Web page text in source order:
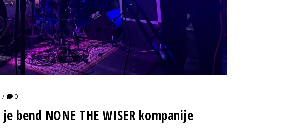
0
bend NONE THE WISER kompanije